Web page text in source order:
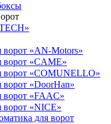
«AN-Motors»
ворот «CAME»
ворот «COMUNELLO»
«DoorHan»
ворот «FAAC»
ворот «NICE»
для ворот